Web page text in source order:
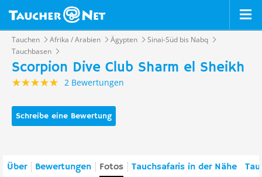
Tauchen Afrika / Arabien Ägypten
Sinai-Süd bis Nabq
Tauchbasen
Scorpion Dive Club Sharm el Sheikh
2 Bewertungen
Schreibe eine Bewertung
Über Bewertungen Fotos Tauchsafaris in der Nähe